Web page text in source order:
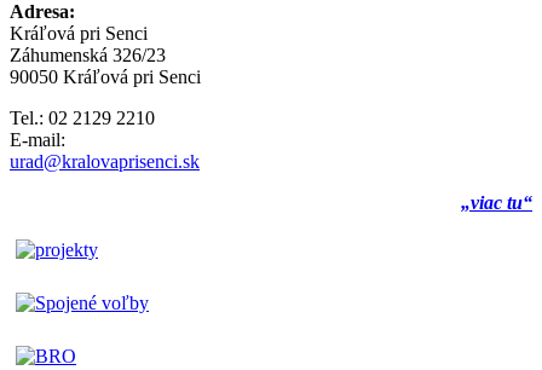
Adresa:
Kráľová pri Senci
Záhumenská 326/23
90050 Kráľová pri Senci
Tel.: 02 2129 2210
E-mail:
urad@kralovaprisenci.sk
„viac tu“